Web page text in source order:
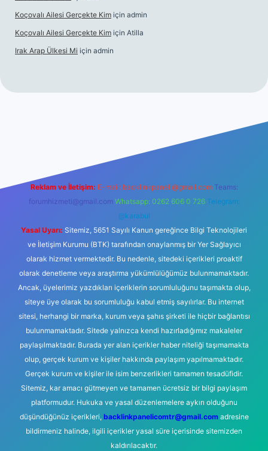
Koçovalı Ailesi Gerçekte Kim için admin
Koçovalı Ailesi Gerçekte Kim için Atilla
Irak Arap Ülkesi Mi için admin
Reklam ve İletişim: E-mail: backlinkpaneli@gmail.com Teams:
forumhizmeti@gmail.com Whatsapp: 0262 606 0 726 Telegram:
@karabul
Yasal Uyarı: Sitemiz, 5651 Sayılı Kanun gereğince Bilgi Teknolojileri
ve İletişim Kurumu (BTK) tarafından onaylanmış bir Yer Sağlayıcı
olarak hizmet vermektedir. Bu nedenle, sitedeki içerikleri proaktif
olarak denetleme veya araştırma yükümlülüğümüz bulunmamaktadır.
Ancak, üyelerimiz yazdıkları içeriklerin sorumluluğunu taşımakta olup,
siteye üye olarak bu sorumluluğu kabul etmiş sayılırlar. Bu internet
sitesi, herhangi bir marka, kurum veya şahıs şirketi ile hiçbir bağlantısı
bulunmamaktadır. Sitede yalnızca kendi hazırladığımız makaleler
paylaşılmaktadır. Burada yer alan içerikler haber niteliği taşımamakta
olup, gerçek kurum ve kişiler hakkında paylaşım yapılmamaktadır.
Gerçek kurum ve kişiler ile isim benzerlikleri tamamen tesadüfidir.
Sitemiz, kar amacı gütmeyen ve tamamen ücretsiz bir bilgi paylaşım
platformudur. Hukuka ve yasal düzenlemelere aykırı olduğunu
düşündüğünüz içerikleri, backlinkpanelicomtr@gmail.comadresine
bildirmeniz halinde, ilgili içerikler yasal süre içerisinde sitemizden
kaldırılacaktır.